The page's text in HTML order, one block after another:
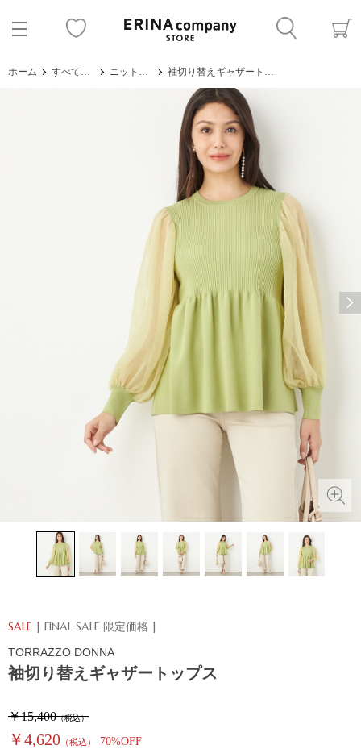
ホーム すべてのアイテム ニット・セーター 袖切り替えギャザートップス
袖切り替えギャザートップス
SALE | FINAL SALE 限定価格 |
￥15,400（税込）
￥4,620 （税込） 70%OFF
TORRAZZO DONNA